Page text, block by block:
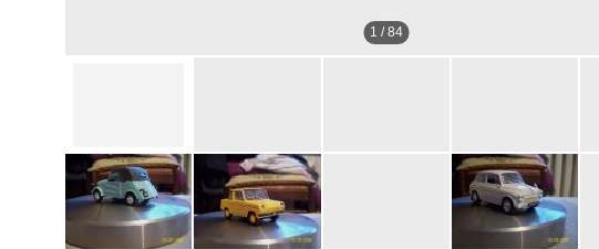
1 /84